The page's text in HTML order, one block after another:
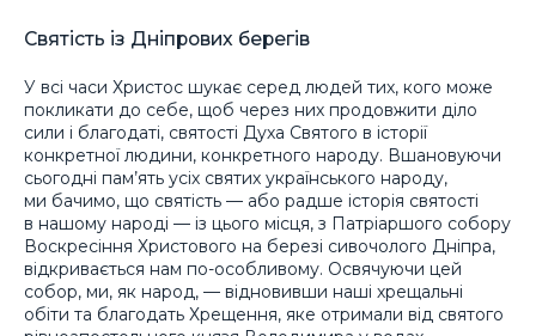
Святість із Дніпрових берегів
У всі часи Христос шукає серед людей тих, кого може
покликати до себе, щоб через них продовжити діло
сили і благодаті, святості Духа Святого в історії
конкретної людини, конкретного народу. Вшановуючи
сьогодні пам’ять усіх святих українського народу,
ми бачимо, що святість — або радше історія святості
в нашому народі — із цього місця, з Патріаршого собору
Воскресіння Христового на березі сивочолого Дніпра,
відкривається нам по-особливому. Освячуючи цей
собор, ми, як народ, — відновивши наші хрещальні
обіти та благодать Хрещення, яке отримали від святого